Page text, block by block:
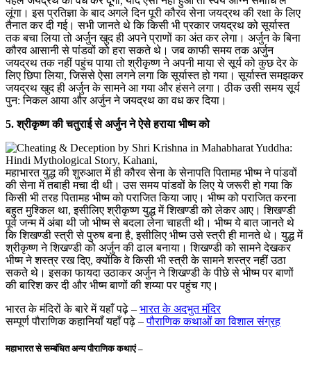
लूंगा। इस प्रतिज्ञा के बाद अगले दिन पूरी कौरव सेना जयद्रथ की रक्षा के लिए
तैनात कर दी गई। सभी जानते थे कि किसी भी प्रकार जयद्रथ को सूर्यास्त
तक बचा लिया तो अर्जुन खुद ही अपने प्राणों का अंत कर लेगा। अर्जुन के बिना
कौरव आसानी से पांडवों को हरा सकते थे। जब काफी समय तक अर्जुन
जयद्रथ तक नहीं पहुंच पाया तो श्रीकृष्ण ने अपनी माया से सूर्य को कुछ देर के
लिए छिपा लिया, जिससे ऐसा लगने लगा कि सूर्यास्त हो गया। सूर्यास्त समझकर
जयद्रथ खुद ही अर्जुन के सामने आ गया और हंसने लगा। ठीक उसी समय सूर्य
पुन: निकल आया और अर्जुन ने जयद्रथ का वध कर दिया।
5. श्रीकृष्ण की चतुराई से अर्जुन ने ऐसे हराया भीष्म को
महाभारत युद्ध की शुरुआत में ही कौरव सेना के सेनापति पितामह भीष्म ने पांडवों
की सेना में तबाही मचा दी थी। उस समय पांडवों के लिए ये जरूरी हो गया कि
किसी भी तरह पितामह भीष्म को पराजित किया जाए। भीष्म को पराजित करना
बहुत मुश्किल था, इसीलिए श्रीकृष्ण युद्ध में शिखण्डी को लेकर आए। शिखण्डी
पूर्व जन्म में अंबा थी जो भीष्म से बदला लेना चाहती थी। भीष्म ये बात जानते थे
कि शिखण्डी स्त्री से पुरुष बना है, इसीलिए भीष्म उसे स्त्री ही मानते थे। युद्ध में
श्रीकृष्ण ने शिखण्डी को अर्जुन की ढाल बनाया। शिखण्डी को सामने देखकर
भीष्म ने शस्त्र रख दिए, क्योंकि वे किसी भी स्त्री के सामने शस्त्र नहीं उठा
सकते थे। इसका फायदा उठाकर अर्जुन ने शिखण्डी के पीछे से भीष्म पर बाणों
की बारिश कर दी और भीष्म बाणों की शय्या पर पहुंच गए।
भारत के मंदिरों के बारे में यहाँ पढ़े – भारत के अदभुत मंदिर
सम्पूर्ण पौराणिक कहानियाँ यहाँ पढ़े –पौराणिक कथाओं का विशाल संग्रह
महाभारत से सम्बंधित अन्य पौराणिक कथाएं –